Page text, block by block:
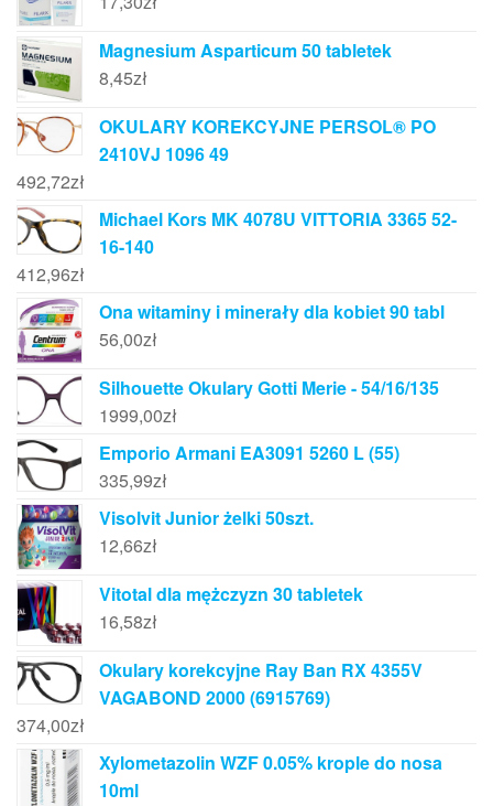
Magnesium Asparticum 50 tabletek
8,45zł
OKULARY KOREKCYJNE PERSOL® PO
2410VJ 1096 49
492,72zł
Michael Kors MK 4078U VITTORIA 3365 52-
16-140
412,96zł
Ona witaminy i minerały dla kobiet 90 tabl
56,00zł
Silhouette Okulary Gotti Merie - 54/16/135
1999,00zł
Emporio Armani EA3091 5260 L (55)
335,99zł
Visolvit Junior żelki 50szt.
12,66zł
Vitotal dla mężczyzn 30 tabletek
16,58zł
Okulary korekcyjne Ray Ban RX 4355V
VAGABOND 2000 (6915769)
374,00zł
Xylometazolin WZF 0.05% krople do nosa
10ml